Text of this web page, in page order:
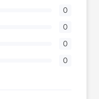
0
0
0
0